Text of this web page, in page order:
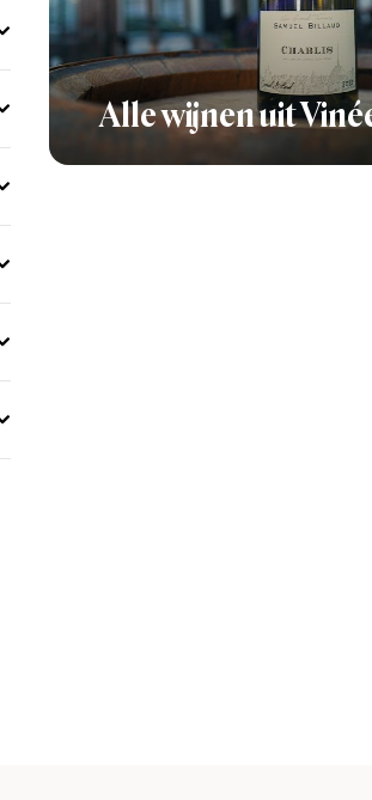
Alle wijnen uit